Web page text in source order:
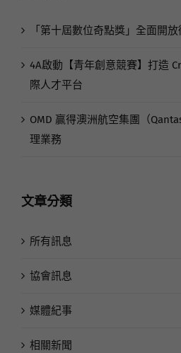
「第十屆數位奇點獎」全面開
4A啟動【青年創意競賽】打造
際人才平台
OMD 贏得澳洲航空集團（
理業務
文章分類
所有訊息
協會訊息
媒體紀事
相關新聞